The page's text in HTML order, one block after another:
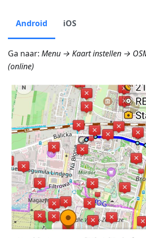
Android iOS
Ga naar: Menu → Kaart instellen →
(online)